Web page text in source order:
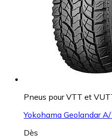
Pneus pour VTT et
Yokohama Geolandar
Dès